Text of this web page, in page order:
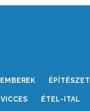
EMBEREK ÉPÍTÉSZET
VICCES ÉTEL-ITAL